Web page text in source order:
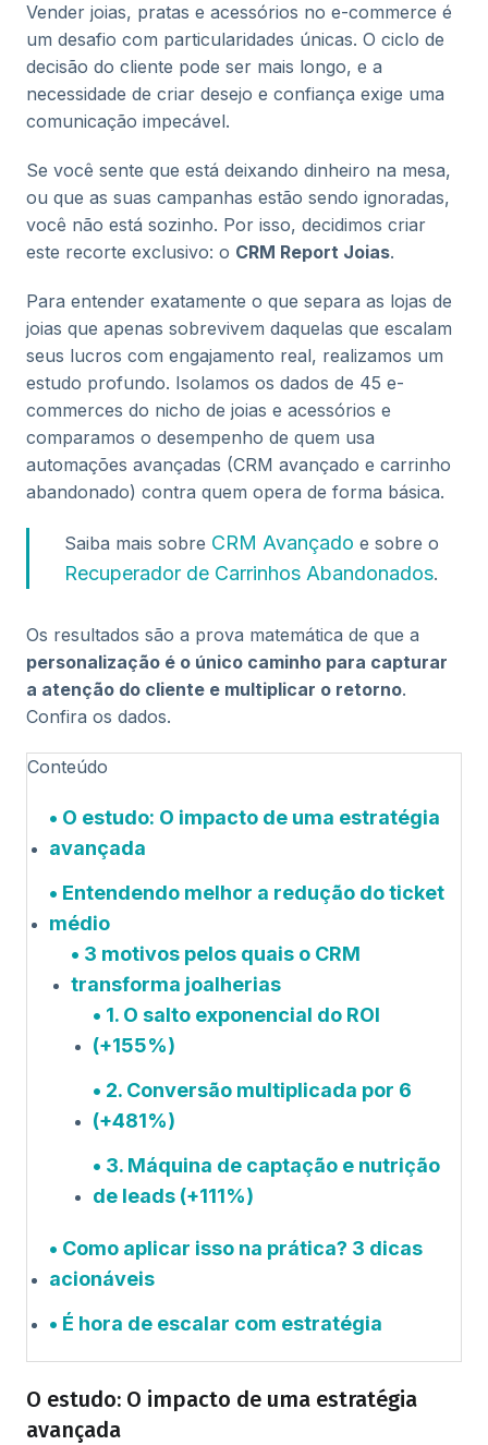
Vender joias, pratas e acessórios no e-commerce é
um desafio com particularidades únicas. O ciclo de
decisão do cliente pode ser mais longo, e a
necessidade de criar desejo e confiança exige uma
comunicação impecável.
Se você sente que está deixando dinheiro na mesa,
ou que as suas campanhas estão sendo ignoradas,
você não está sozinho. Por isso, decidimos criar
este recorte exclusivo: o CRM Report Joias.
Para entender exatamente o que separa as lojas de
joias que apenas sobrevivem daquelas que escalam
seus lucros com engajamento real, realizamos um
estudo profundo. Isolamos os dados de 45 e-
commerces do nicho de joias e acessórios e
comparamos o desempenho de quem usa
automações avançadas (CRM avançado e carrinho
abandonado) contra quem opera de forma básica.
Saiba mais sobre CRM Avançado e sobre o
Recuperador de Carrinhos Abandonados.
Os resultados são a prova matemática de que a
personalização é o único caminho para capturar
a atenção do cliente e multiplicar o retorno.
Confira os dados.
Conteúdo
O estudo: O impacto de uma estratégia
avançada
Entendendo melhor a redução do ticket
médio
3 motivos pelos quais o CRM
transforma joalherias
1. O salto exponencial do ROI
(+155%)
2. Conversão multiplicada por 6
(+481%)
3. Máquina de captação e nutrição
de leads (+111%)
Como aplicar isso na prática? 3 dicas
acionáveis
É hora de escalar com estratégia
O estudo: O impacto de uma estratégia
avançada